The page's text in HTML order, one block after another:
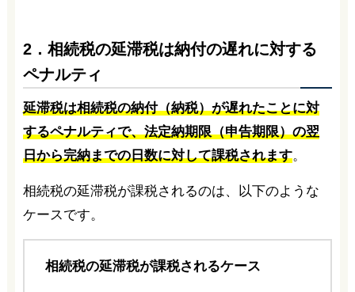
2．相続税の延滞税は納付の遅れに対する
ペナルティ
延滞税は相続税の納付（納税）が遅れたことに対
するペナルティで、法定納期限（申告期限）の翌
日から完納までの日数に対して課税されます。
相続税の延滞税が課税されるのは、以下のような
ケースです。
相続税の延滞税が課税されるケース